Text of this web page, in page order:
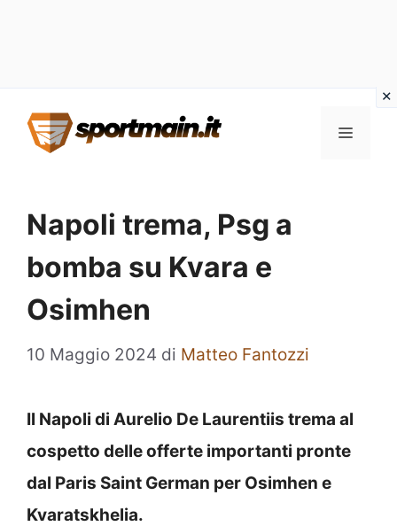
Menu
Napoli trema, Psg a
bomba su Kvara e
Osimhen
10 Maggio 2024 di Matteo Fantozzi
Il Napoli di Aurelio De Laurentiis trema al
cospetto delle offerte importanti pronte
dal Paris Saint German per Osimhen e
Kvaratskhelia.